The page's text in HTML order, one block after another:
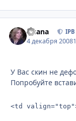
Fisana
4 декабря 2008
У Вас скин не
Попробуйте
<td